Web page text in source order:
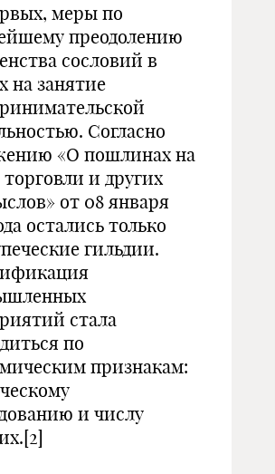
меры по
преодолению
сословий в
на занятие
Согласно
«О пошлинах на
и других
от 08 января
остались только
гильдии.
стала
по
признакам:
и числу
[2]